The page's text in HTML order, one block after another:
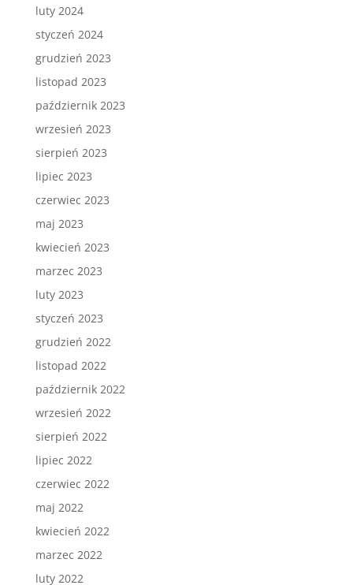
luty 2024
styczeń 2024
grudzień 2023
listopad 2023
październik 2023
wrzesień 2023
sierpień 2023
lipiec 2023
czerwiec 2023
maj 2023
kwiecień 2023
marzec 2023
luty 2023
styczeń 2023
grudzień 2022
listopad 2022
październik 2022
wrzesień 2022
sierpień 2022
lipiec 2022
czerwiec 2022
maj 2022
kwiecień 2022
marzec 2022
luty 2022